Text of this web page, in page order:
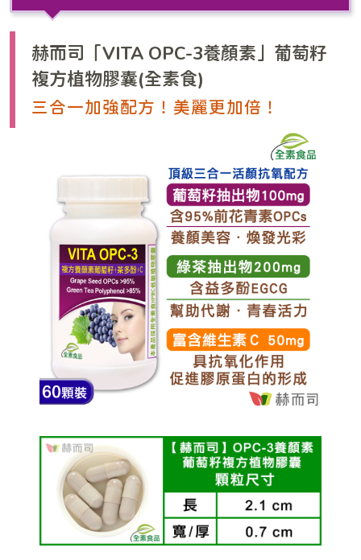
赫而司「VITA OPC-3養顏素」葡萄籽
複方植物膠囊(全素食)
三合一加強配方！美麗更加倍！